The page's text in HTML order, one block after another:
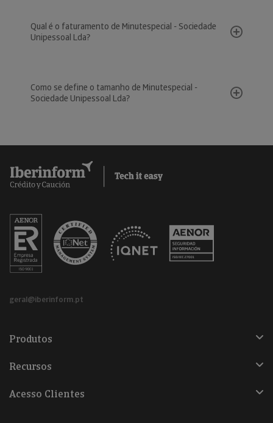
Qual é o faturamento de Minutespecial - Sociedade
Unipessoal Lda?
Como se define o tamanho de Minutespecial -
Sociedade Unipessoal Lda?
geral@iberinform.pt
Produtos
Recursos
Acesso Clientes